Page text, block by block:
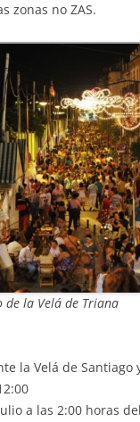
zonas no ZAS.
de la Velá de Triana
la Velá de Santiago
a las 2:00 horas